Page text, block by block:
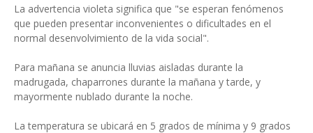
La advertencia violeta significa que "se esperan fenómenos
que pueden presentar inconvenientes o dificultades en el
normal desenvolvimiento de la vida social".
Para mañana se anuncia lluvias aisladas durante la
madrugada, chaparrones durante la mañana y tarde, y
mayormente nublado durante la noche.
La temperatura se ubicará en 5 grados de mínima y 9 grados